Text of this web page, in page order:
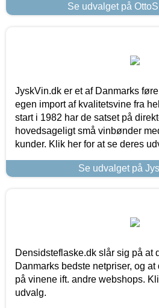
Se udvalget på
JyskVin.dk er et af Danmarks
egen import af kvalitetsvine fra
start i 1982 har de satset på
hovedsageligt små vinbønder
kunder. Klik her for at se deres
Se udvalget på
Densidsteflaske.dk slår sig på at
Danmarks bedste netpriser, og
på vinene ift. andre webshops.
udvalg.